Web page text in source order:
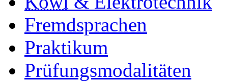
Fremdsprachen
Praktikum
Prüfungsmodalitäten